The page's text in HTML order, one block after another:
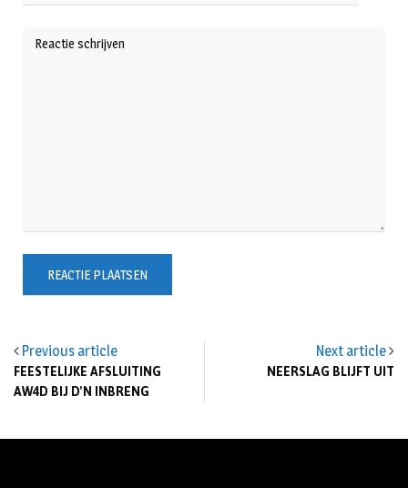
Previous article
FEESTELIJKE AFSLUITING
AW4D BIJ D'N INBRENG
Next article
NEERSLAG BLIJFT UIT